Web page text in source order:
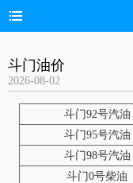
斗门油价
2026-08-02
斗门92号汽油
斗门95号汽油
斗门98号汽油
斗门0号柴油